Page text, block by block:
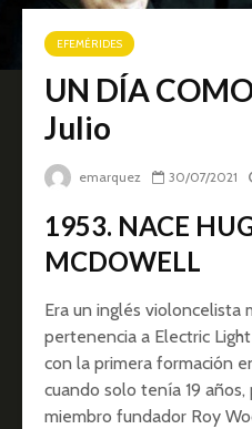
EFEMÉRIDES
UN DÍA
Julio
emarquez 30/07/2021
1953. NACE
MCDOWELL
Era un inglés violoncelista
pertenencia a Electric
con la primera formación
cuando solo tenía 19
miembro fundador Roy